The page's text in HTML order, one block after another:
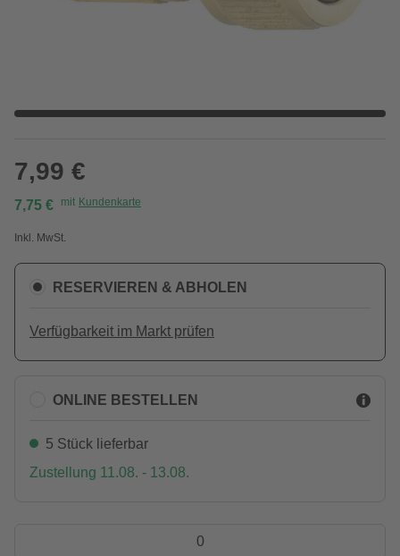
7,99 €
7,75 € mit Kundenkarte
Inkl. MwSt.
RESERVIEREN & ABHOLEN
Verfügbarkeit im Markt prüfen
ONLINE BESTELLEN
5 Stück lieferbar
Zustellung 11.08. - 13.08.